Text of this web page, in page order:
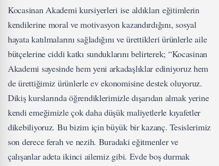
Kocasinan Akademi kursiyerleri ise aldıkları eğitimlerin
kendilerine moral ve motivasyon kazandırdığını, sosyal
hayata katılmalarını sağladığını ve ürettikleri ürünlerle aile
bütçelerine ciddi katkı sunduklarını belirterek; “Kocasinan
Akademi sayesinde hem yeni arkadaşlıklar ediniyoruz hem
de ürettiğimiz ürünlerle ev ekonomisine destek oluyoruz.
Dikiş kurslarında öğrendiklerimizle dışarıdan almak yerine
kendi emeğimizle çok daha düşük maliyetlerle kıyafetler
dikebiliyoruz. Bu bizim için büyük bir kazanç. Tesislerimiz
son derece ferah ve nezih. Buradaki eğitmenler ve
çalışanlar adeta ikinci ailemiz gibi. Evde boş durmak